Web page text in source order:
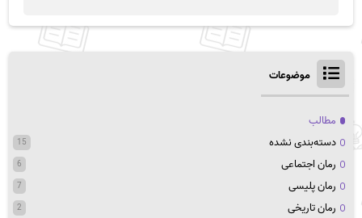
موضوعات
مطالب
دسته‌بندی نشده
15
رمان اجتماعی 6
رمان پلیسی 7
رمان تاریخی 2